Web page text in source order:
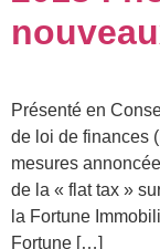
Présenté en
de loi de finances
mesures
de la « flat tax »
la Fortune
Fortune […]